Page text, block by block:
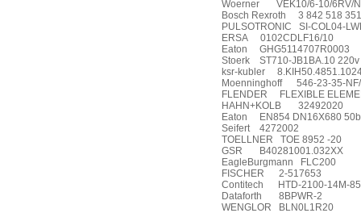
Woerner
VEK10/6-10/6RV/
Bosch Rexroth
3 842 518 351
PULSOTRONIC
SI-COL04-
ERSA
0102CDLF16/10
Eaton
GHG5114707R0003
Stoerk
ST710-JB1BA.10
ksr-kubler
Moenninghoff
546-23-35-
FLENDER
FLEXIBLE
HAHN+KOLB
32492020
Eaton
EN854 DN16X680
Seifert
4272002
TOELLNER
TOE 8952 -20
GSR
B40281001.032XX
EagleBurgmann
FLC200
FISCHER
2-517653
Contitech
HTD-2100-14M-
Dataforth
8BPWR-2
WENGLOR
BLN0L1R20